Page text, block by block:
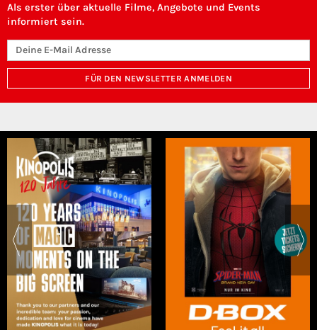
Als erster über aktuelle Filme, Angebote und Events
informiert sein.
FÜR DEN NEWSLETTER ANMELDEN